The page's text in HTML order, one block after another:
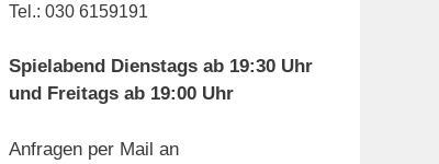
Tel.: 030 6159191
Spielabend Dienstags ab 19:30 Uhr
und Freitags ab 19:00 Uhr
Anfragen per Mail an